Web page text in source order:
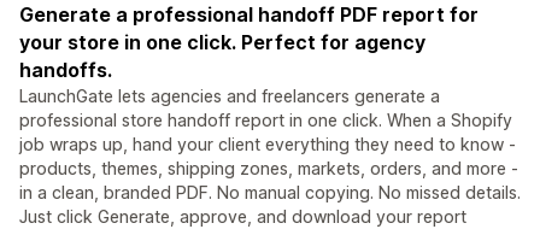
Generate a professional handoff PDF report for
your store in one click. Perfect for agency
handoffs.
LaunchGate lets agencies and freelancers generate a
professional store handoff report in one click. When a Shopify
job wraps up, hand your client everything they need to know -
products, themes, shipping zones, markets, orders, and more -
in a clean, branded PDF. No manual copying. No missed details.
Just click Generate, approve, and download your report